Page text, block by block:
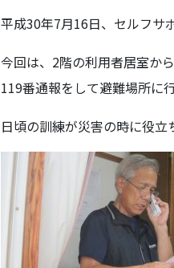
平成30年7月16日、セルフサ
今回は、2階の利用者居室か
119番通報をして避難場所に
日頃の訓練が災害の時に役立